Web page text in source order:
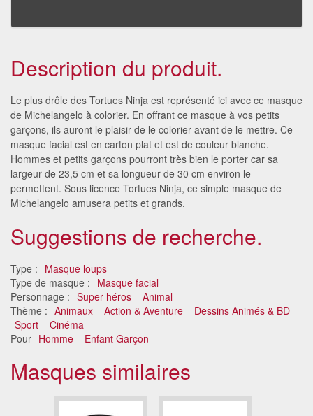
Description du produit.
Le plus drôle des Tortues Ninja est représenté ici avec ce masque
de Michelangelo à colorier. En offrant ce masque à vos petits
garçons, ils auront le plaisir de le colorier avant de le mettre. Ce
masque facial est en carton plat et est de couleur blanche.
Hommes et petits garçons pourront très bien le porter car sa
largeur de 23,5 cm et sa longueur de 30 cm environ le
permettent. Sous licence Tortues Ninja, ce simple masque de
Michelangelo amusera petits et grands.
Suggestions de recherche.
Type : Masque loups
Type de masque : Masque facial
Personnage : Super héros
Animal
Thème : Animaux Action & Aventure
Dessins Animés & BD
Sport
Cinéma
Pour Homme Enfant Garçon
Masques similaires